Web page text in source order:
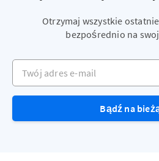
Otrzymaj wszystkie
bezpośrednio na
Twój adres e-mail
Bądź na